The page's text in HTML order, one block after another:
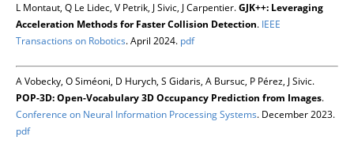
L Montaut, Q Le Lidec, V Petrik, J Sivic, J Carpentier.GJK++: Leveraging
Acceleration Methods for Faster Collision Detection. IEEE
Transactions on Robotics. April 2024. pdf
A Vobecky, O Siméoni, D Hurych, S Gidaris, A Bursuc, P Pérez, J Sivic.
POP-3D: Open-Vocabulary 3D Occupancy Prediction from Images.
Conference on Neural Information Processing Systems. December 2023.
pdf